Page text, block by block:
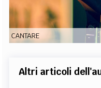
CODICI RUBRICHE LIBRI
CANTARE
Altri articoli